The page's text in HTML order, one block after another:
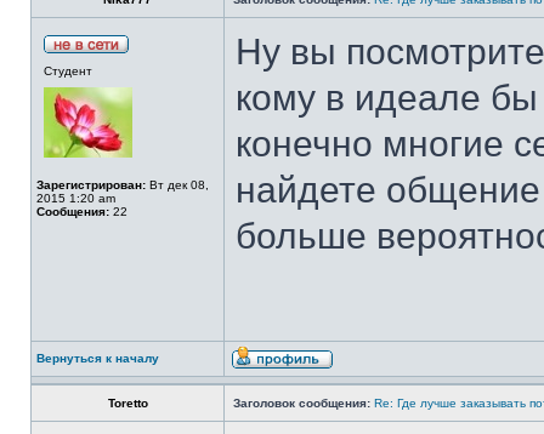
Студент
Зарегистрирован: Вт дек 08,
2015 1:20 am
Сообщения: 22
Ну вы
кому в идеале бы
конечно многие
найдете
больше
Вернуться к началу
Toretto Заголовок сообщения: Re: Где лучше заказывать